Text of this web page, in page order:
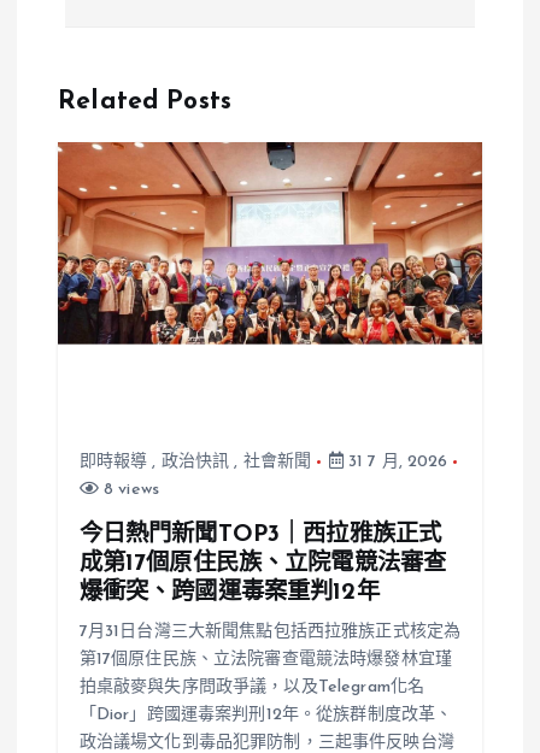
毛客控偷拍，
影同意書
司怒保留法律
追究權
Related Posts
即時報導 , 政治快訊 , 社會新聞
31 7 月, 2026
8 views
今日熱門新聞TOP3｜西拉雅族正式
成第17個原住民族、立院電競法審查
爆衝突、跨國運毒案重判12年
7月31日台灣三大新聞焦點包括西拉雅族正式核定為
第17個原住民族、立法院審查電競法時爆發林宜瑾
拍桌敲麥與失序問政爭議，以及Telegram化名
「Dior」跨國運毒案判刑12年。從族群制度改革、
政治議場文化到毒品犯罪防制，三起事件反映台灣